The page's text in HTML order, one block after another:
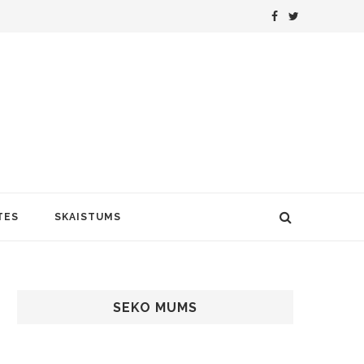
SKAISTUMS
SEKO MUMS